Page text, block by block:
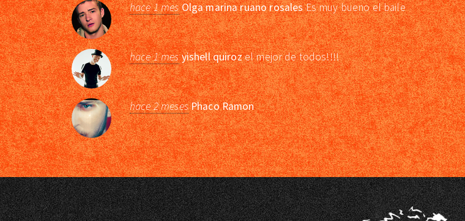
hace 1 mesOlga marina ruano rosalesEs muy bueno el baile
hace 1 mesyishell quirozel mejor de todos!!!!
hace 2 mesesPhaco Ramon